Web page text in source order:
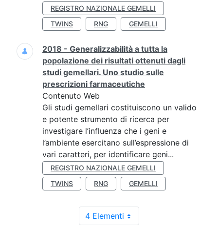
REGISTRO NAZIONALE GEMELLI
TWINS
RNG GEMELLI
2018 - Generalizzabilità a tutta la
popolazione dei risultati ottenuti dagli
studi gemellari. Uno studio sulle
prescrizioni farmaceutiche
Contenuto Web
Gli studi gemellari costituiscono un valido
e potente strumento di ricerca per
investigare l’influenza che i geni e
l’ambiente esercitano sull’espressione di
vari caratteri, per identificare geni...
REGISTRO NAZIONALE GEMELLI
TWINS
RNG GEMELLI
4 Elementi